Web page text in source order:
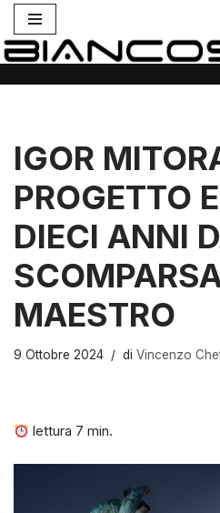
Vai
IGOR
PROGETTO
DIECI ANNI
MAESTRO
9 Ottobre 2024 di Vincenzo
lettura 7 min.